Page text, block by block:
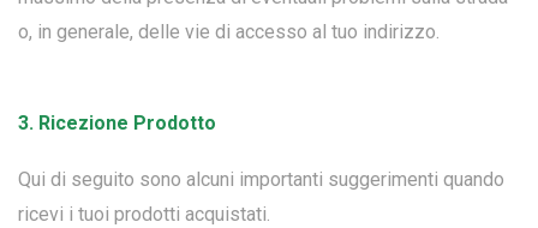
o, in generale, delle vie di accesso al tuo indirizzo.
3. Ricezione Prodotto
Qui di seguito sono alcuni importanti suggerimenti quando
ricevi i tuoi prodotti acquistati.